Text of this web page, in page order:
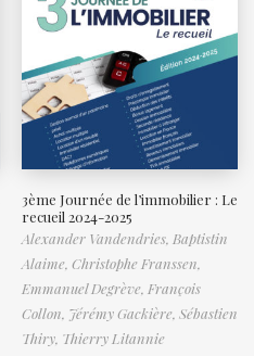
3ème Journée de l’immobilier : Le
recueil 2024-2025
Alexander Vandendries, Baptistin
Alaime, Christophe Franssen,
Emmanuel Degrève, François
Collon, Jérémy Gackière, Sébastien
Thiry, Thierry Litannie